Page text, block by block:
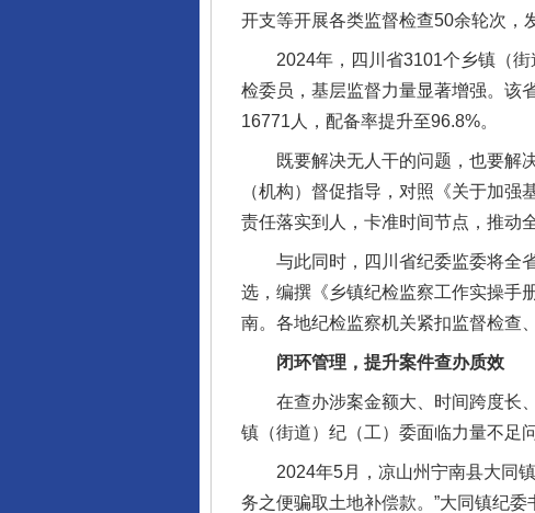
开支等开展各类监督检查50余轮次，
2024年，四川省3101个乡镇（街
检委员，基层监督力量显著增强。该
16771人，配备率提升至96.8%。
既要解决无人干的问题，也要解决
（机构）督促指导，对照《关于加强
责任落实到人，卡准时间节点，推动
与此同时，四川省纪委监委将全省
选，编撰《乡镇纪检监察工作实操手
南。各地纪检监察机关紧扣监督检查
闭环管理，提升案件查办质效
在查办涉案金额大、时间跨度长、
镇（街道）纪（工）委面临力量不足问
2024年5月，凉山州宁南县大同镇
务之便骗取土地补偿款。”大同镇纪